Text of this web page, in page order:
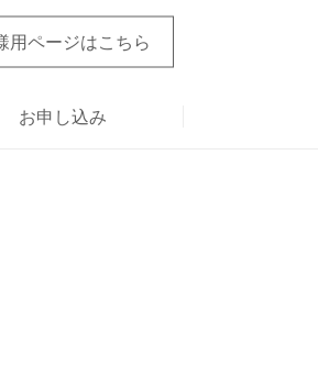
用ページはこちら
お申し込み